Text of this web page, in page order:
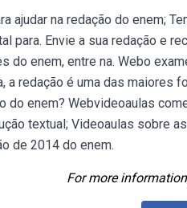
ajudar na redação do enem;
para. Envie a sua redação e
do enem, entre na. Webo
a redação é uma das
do enem? Webvideoaulas
textual; Videoaulas sobre
de 2014 do enem.
For more